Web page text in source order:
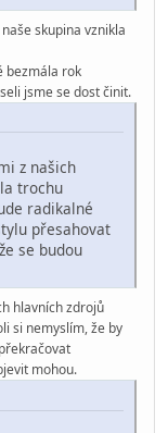
skupina vznikla
bezmála rok
jsme se dost činit.
z našich
trochu
radikalné
přesahovat
se budou
hlavních zdrojů
si nemyslím, že by
mohou.